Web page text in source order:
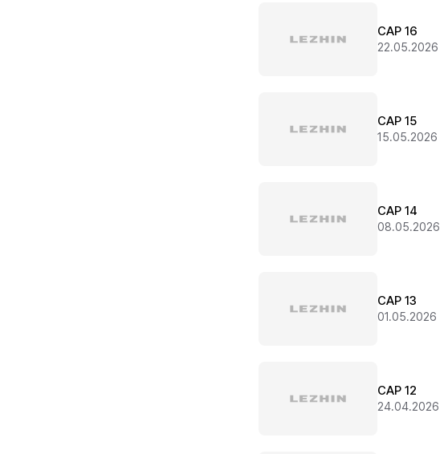
CAP 16
22.05.2026
CAP 15
15.05.2026
CAP 14
08.05.2026
CAP 13
01.05.2026
CAP 12
24.04.2026